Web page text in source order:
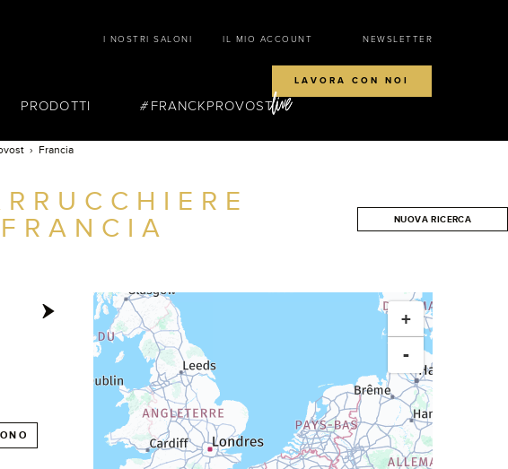
Francia
FRANCIA NUOVA RICERCA
+
-
I NOSTRI SALONI IL MIO ACCOUNT NEWSLETTER
LAVORA CON NOI
PRODOTTI FRANCKPROVOST